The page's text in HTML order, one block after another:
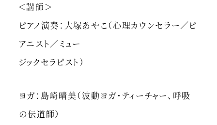
＜講師＞
ピアノ演奏：大塚あやこ（心理カウンセラー／ピ
アニスト／ミュー
ジックセラピスト）
ヨガ：島崎晴美（波動ヨガ・ティーチャー、呼吸
の伝道師）